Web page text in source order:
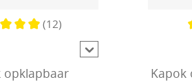
waardering van 5 van 5 sterren
(12)
opklapbaar
Kapok